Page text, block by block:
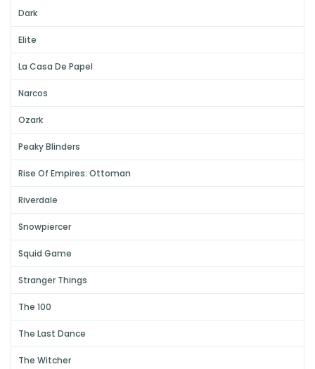
Dark
Elite
La Casa De Papel
Narcos
Ozark
Peaky Blinders
Rise Of Empires: Ottoman
Riverdale
Snowpiercer
Squid Game
Stranger Things
The 100
The Last Dance
The Witcher